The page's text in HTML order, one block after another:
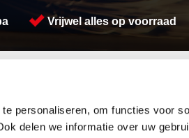
personaliseren, om functies voor
delen we informatie over uw
Vrijwel alles op voorraad
Lasersnijden
Constructie
Buizen snijden